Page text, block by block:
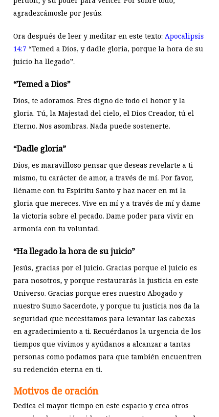
agradezcámosle por Jesús.
Ora después de leer y meditar en este texto: Apocalipsis
14:7 “Temed a Dios, y dadle gloria, porque la hora de su
juicio ha llegado”.
“Temed a Dios”
Dios, te adoramos. Eres digno de todo el honor y la
gloria. Tú, la Majestad del cielo, el Dios Creador, tú el
Eterno. Nos asombras. Nada puede sostenerte.
“Dadle gloria”
Dios, es maravilloso pensar que deseas revelarte a ti
mismo, tu carácter de amor, a través de mí. Por favor,
lléname con tu Espíritu Santo y haz nacer en mí la
gloria que mereces. Vive en mí y a través de mí y dame
la victoria sobre el pecado. Dame poder para vivir en
armonía con tu voluntad.
“Ha llegado la hora de su juicio”
Jesús, gracias por el juicio. Gracias porque el juicio es
para nosotros, y porque restaurarás la justicia en este
Universo. Gracias porque eres nuestro Abogado y
nuestro Sumo Sacerdote, y porque tu justicia nos da la
seguridad que necesitamos para levantar las cabezas
en agradecimiento a ti. Recuérdanos la urgencia de los
tiempos que vivimos y ayúdanos a alcanzar a tantas
personas como podamos para que también encuentren
su redención eterna en ti.
Motivos de oración
Dedica el mayor tiempo en este espacio y crea otros